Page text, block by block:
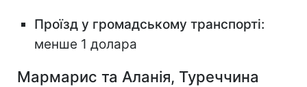
Проїзд у громадському транспорті:
менше 1 долара
Мармарис та Аланія, Туреччина